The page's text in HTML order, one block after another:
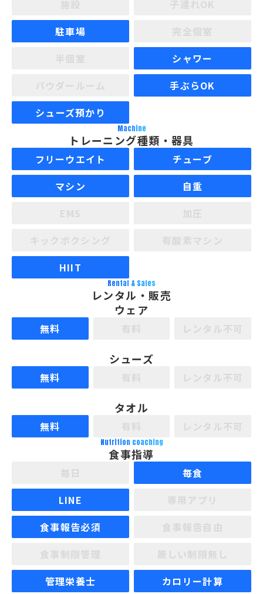
駐車場
シャワー
手ぶらOK
シューズ預かり
Machine
トレーニング種類・器具
フリーウエイト
チューブ
マシン
自重
HIIT
Rental & Sales
レンタル・販売
ウェア
無料
シューズ
無料
タオル
無料
Nutrition coaching
食事指導
毎食
LINE
食事報告必須
管理栄養士
カロリー計算